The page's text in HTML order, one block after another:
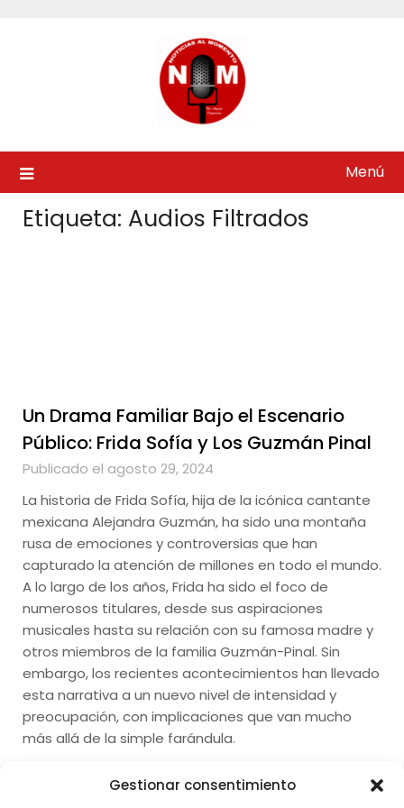
Menú
Etiqueta: Audios Filtrados
Un Drama Familiar Bajo el Escenario
Público: Frida Sofía y Los Guzmán Pinal
Publicado el agosto 29, 2024
La historia de Frida Sofía, hija de la icónica cantante
mexicana Alejandra Guzmán, ha sido una montaña
rusa de emociones y controversias que han
capturado la atención de millones en todo el mundo.
A lo largo de los años, Frida ha sido el foco de
numerosos titulares, desde sus aspiraciones
musicales hasta su relación con su famosa madre y
otros miembros de la familia Guzmán-Pinal. Sin
embargo, los recientes acontecimientos han llevado
esta narrativa a un nuevo nivel de intensidad y
preocupación, con implicaciones que van mucho
más allá de la simple farándula.
Gestionar consentimiento